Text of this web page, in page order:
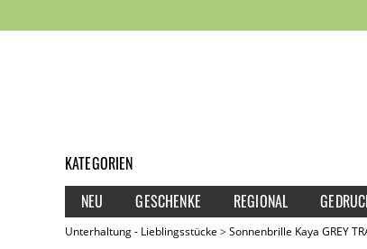
KATEGORIEN
NEU
GESCHENKE REGIONAL
Unterhaltung - Lieblingsstücke Sonnenbrille Kaya GREY